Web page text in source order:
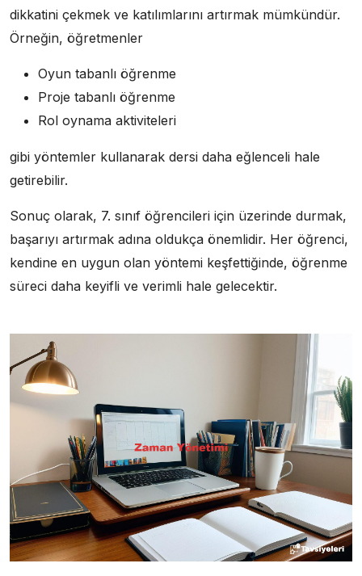
dikkatini çekmek ve katılımlarını artırmak mümkündür.
Örneğin, öğretmenler
Oyun tabanlı öğrenme
Proje tabanlı öğrenme
Rol oynama aktiviteleri
gibi yöntemler kullanarak dersi daha eğlenceli hale
getirebilir.
Sonuç olarak, 7. sınıf öğrencileri için üzerinde durmak,
başarıyı artırmak adına oldukça önemlidir. Her öğrenci,
kendine en uygun olan yöntemi keşfettiğinde, öğrenme
süreci daha keyifli ve verimli hale gelecektir.